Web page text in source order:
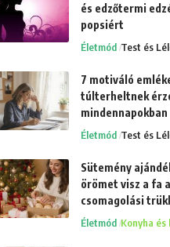
és edzőtermi
popsiért
Életmód Test és
7 motiváló
túlterheltnek
mindennapokban
Életmód Test és
Sütemény
örömet visz a fa
csomagolási
Életmód Konyha és